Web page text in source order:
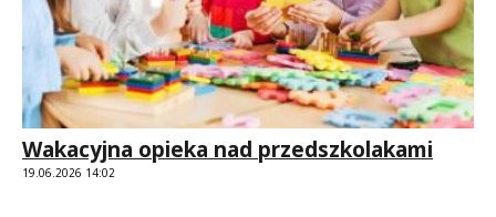
Wakacyjna opieka nad przedszkolakami
19.06.2026 14:02